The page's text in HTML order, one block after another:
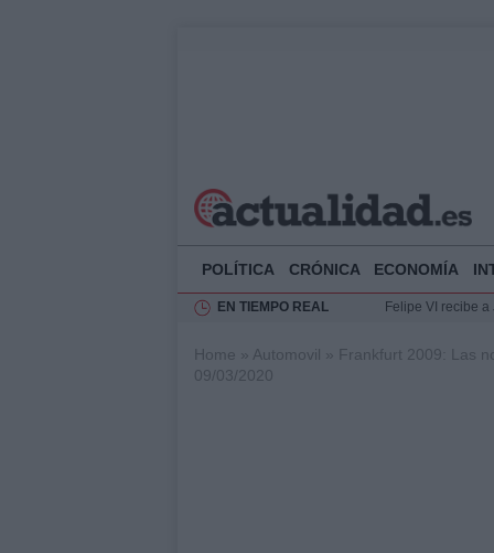
POLÍTICA CRÓNICA ECONOMÍA
EN TIEMPO REAL
Felipe VI recibe
Impacto
Home » Automovil » Frankfurt 2009: Las
09/03/2020